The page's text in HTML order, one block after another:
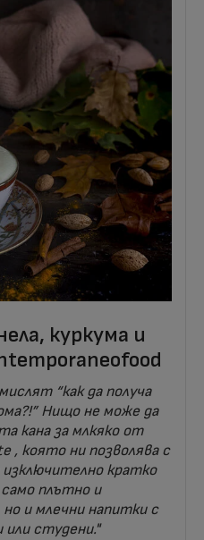
куркума и
“как да получа
Нищо не може да
кана за млкяко от
, която ни позволява с
изключително кратко
плътно и
но и млечни напитки с
или студени."